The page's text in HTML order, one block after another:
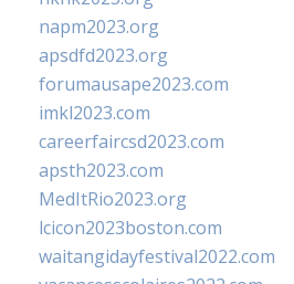
napm2023.org
apsdfd2023.org
forumausape2023.com
imkl2023.com
careerfaircsd2023.com
apsth2023.com
MedItRio2023.org
lcicon2023boston.com
waitangidayfestival2022.com